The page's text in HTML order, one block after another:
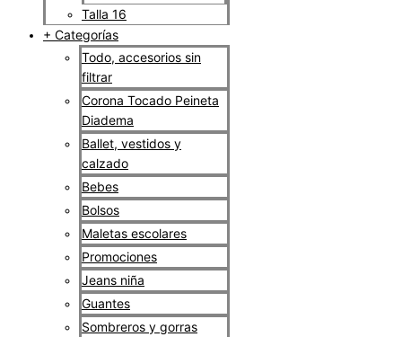
Talla 16
+ Categorías
Todo, accesorios sin
filtrar
Corona Tocado Peineta
Diadema
Ballet, vestidos y
calzado
Bebes
Bolsos
Maletas escolares
Promociones
Jeans niña
Guantes
Sombreros y gorras